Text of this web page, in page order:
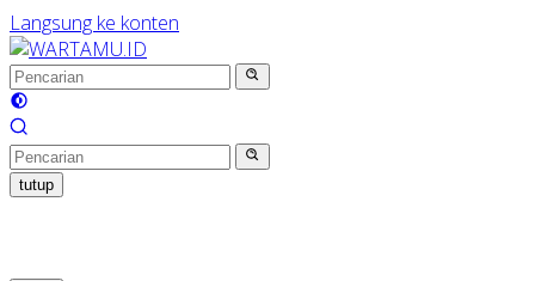
Langsung ke konten
tutup